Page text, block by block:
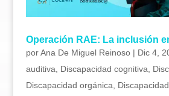
Operación RAE: La inclusión
porAna De Miguel Reinoso| Dic 4,
auditiva, Discapacidad cognitiva,
Discapacidad orgánica,